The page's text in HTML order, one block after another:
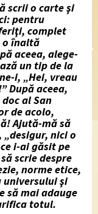
o carte şi
pentru
complet
o înaltă
aceea, alege-
un tip de la
i, „Hei, vreau
După aceea,
al San
de acolo,
Ajută-mă să
„desigur, nici o
i-ai găsit pe
scrie despre
norme etice,
şi
să mai adauge
totul.